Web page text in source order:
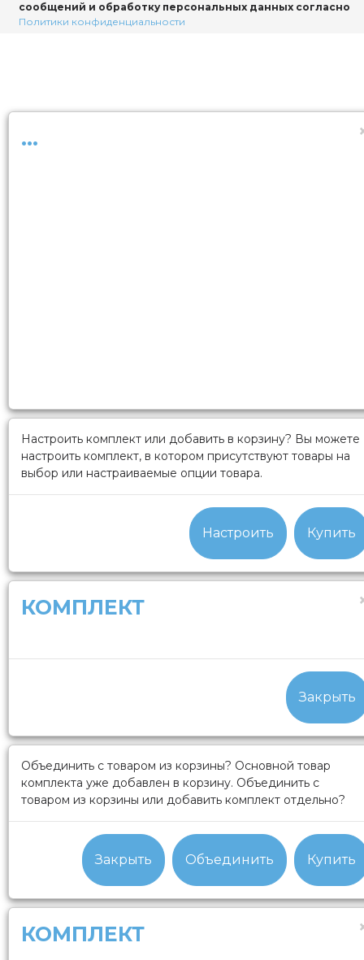
сообщений и обработку персональных данных согласно
Политики конфиденциальности
...
Настроить комплект или добавить в корзину? Вы можете
настроить комплект, в котором присутствуют товары на
выбор или настраиваемые опции товара.
Настроить Купить
КОМПЛЕКТ
Закрыть
Объединить с товаром из корзины? Основной товар
комплекта уже добавлен в корзину. Объединить с
товаром из корзины или добавить комплект отдельно?
Закрыть Объединить Купить
КОМПЛЕКТ